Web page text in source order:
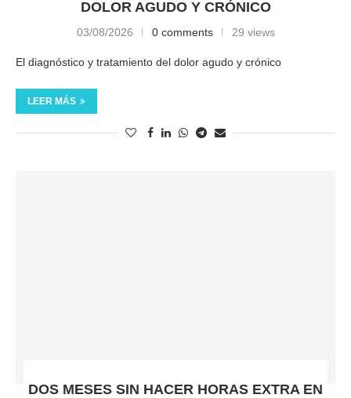
DOLOR AGUDO Y CRÓNICO
03/08/2026 0 comments 29 views
El diagnóstico y tratamiento del dolor agudo y crónico
LEER MÁS
DOS MESES SIN HACER HORAS EXTRA EN